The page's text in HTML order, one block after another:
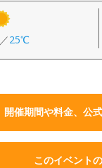
／25℃
開催期間や料金、公
このイベント